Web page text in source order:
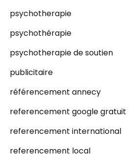
psychotherapie
psychothérapie
psychotherapie de soutien
publicitaire
référencement annecy
referencement google gratuit
referencement international
referencement local